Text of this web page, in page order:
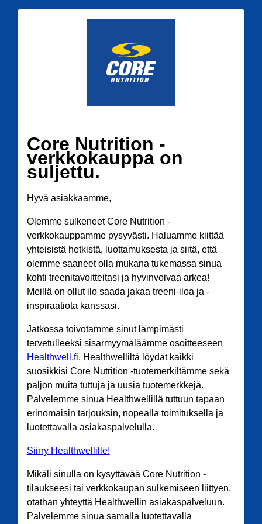
Core Nutrition -
verkkokauppa on
suljettu.
Hyvä asiakkaamme,
Olemme sulkeneet Core Nutrition -
verkkokauppamme pysyvästi. Haluamme kiittää
yhteisistä hetkistä, luottamuksesta ja siitä, että
olemme saaneet olla mukana tukemassa sinua
kohti treenitavoitteitasi ja hyvinvoivaa arkea!
Meillä on ollut ilo saada jakaa treeni-iloa ja -
inspiraatiota kanssasi.
Jatkossa toivotamme sinut lämpimästi
tervetulleeksi sisarmyymäläämme osoitteeseen
Healthwell.fi. Healthwelliltä löydät kaikki
suosikkisi Core Nutrition -tuotemerkiltämme sekä
paljon muita tuttuja ja uusia tuotemerkkejä.
Palvelemme sinua Healthwellillä tuttuun tapaan
erinomaisin tarjouksin, nopealla toimituksella ja
luotettavalla asiakaspalvelulla.
Siirry Healthwellille!
Mikäli sinulla on kysyttävää Core Nutrition -
tilaukseesi tai verkkokaupan sulkemiseen liittyen,
otathan yhteyttä Healthwellin asiakaspalveluun.
Palvelemme sinua samalla luotettavalla